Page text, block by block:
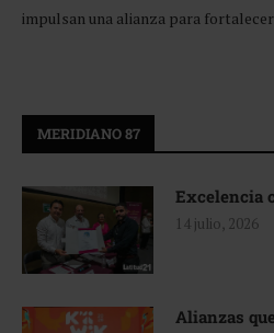
impulsan una alianza para
MERIDIANO 87
Excelencia
14 julio, 2026
Alianzas